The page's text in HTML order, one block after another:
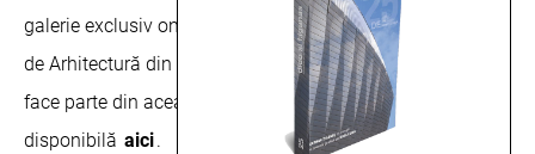
galerie exclusiv online și este ținută pe durata Festivalului
de Arhitectură din Korea iar proiectul Târgu Jiu Stadium
face parte din această expoziție. Intreaga galerie este
disponibilă aici.